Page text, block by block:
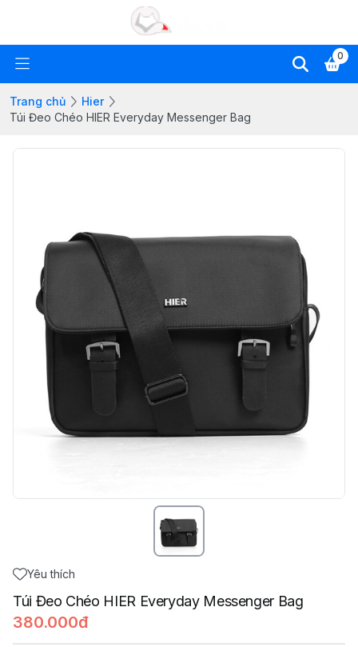
0
Trang chủ
Hier
Túi Đeo Chéo HIER Everyday Messenger Bag
Yêu thích
Túi Đeo Chéo HIER Everyday Messenger Bag
380.000đ